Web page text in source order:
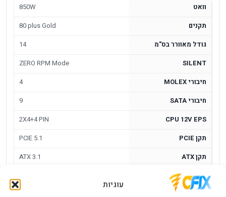
עוגיות
וואט
850W
תקנים
80 plus Gold
גודל מאוורר בס"מ
14
SILENT
ZERO RPM Mode
חיבורי MOLEX
4
חיבורי SATA
9
CPU 12V EPS
2X4+4 PIN
תקן PCIE
PCIE 5.1
תקן ATX
ATX 3.1
12VHPWR